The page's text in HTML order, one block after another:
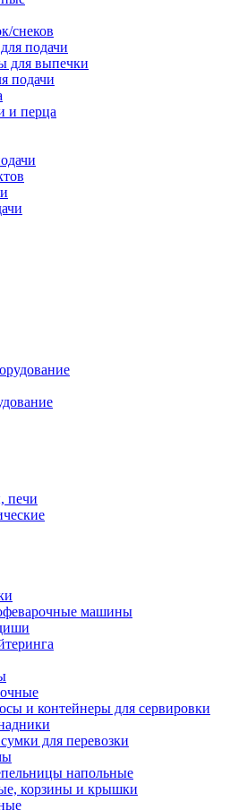
снеков
подачи
для выпечки
подачи
и перца
печи
машины
и контейнеры для сервировки
для перевозки
напольные
корзины и крышки